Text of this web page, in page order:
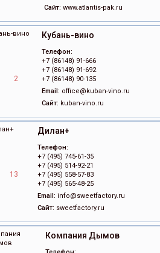
Сайт: www.atlantis-pak.ru
2
Кубань-вино
Телефон:
+7 (86148) 91-666
+7 (86148) 91-692
+7 (86148) 90-135
Email: office@kuban-vino.ru
Сайт: kuban-vino.ru
13
Дилан+
Телефон:
+7 (495) 745-61-35
+7 (495) 514-92-21
+7 (495) 558-57-83
+7 (495) 565-48-25
Email: info@sweetfactory.ru
Сайт: sweetfactory.ru
Компания Дымов